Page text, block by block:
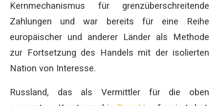
Kernmechanismus für grenzüberschreitende
Zahlungen und war bereits für eine Reihe
europäischer und anderer Länder als Methode
zur Fortsetzung des Handels mit der isolierten
Nation von Interesse.
Russland, das als Vermittler für die oben